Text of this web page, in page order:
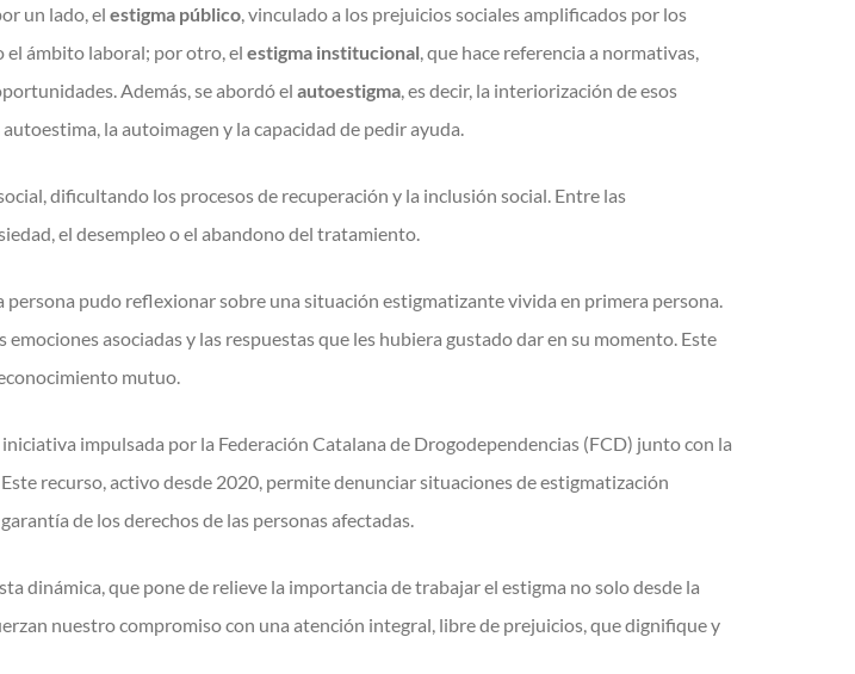
un lado, el estigma público, vinculado a los prejuicios sociales amplificados por los
el ámbito laboral; por otro, el estigma institucional, que hace referencia a normativas,
Además, se abordó el autoestigma, es decir, la interiorización de esos
la autoimagen y la capacidad de pedir ayuda.
dificultando los procesos de recuperación y la inclusión social. Entre las
el desempleo o el abandono del tratamiento.
persona pudo reflexionar sobre una situación estigmatizante vivida en primera persona.
asociadas y las respuestas que les hubiera gustado dar en su momento. Este
mutuo.
iniciativa impulsada por la Federación Catalana de Drogodependencias (FCD) junto con la
recurso, activo desde 2020, permite denunciar situaciones de estigmatización
de los derechos de las personas afectadas.
dinámica, que pone de relieve la importancia de trabajar el estigma no solo desde la
nuestro compromiso con una atención integral, libre de prejuicios, que dignifique y